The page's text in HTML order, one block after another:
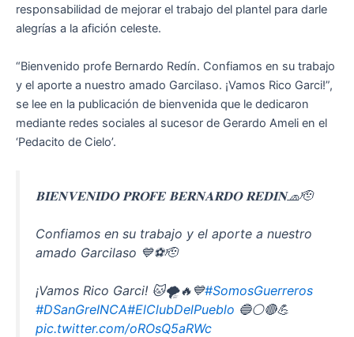
responsabilidad de mejorar el trabajo del plantel para darle
alegrías a la afición celeste.
“Bienvenido profe Bernardo Redín. Confiamos en su trabajo
y el aporte a nuestro amado Garcilaso. ¡Vamos Rico Garci!”,
se lee en la publicación de bienvenida que le dedicaron
mediante redes sociales al sucesor de Gerardo Ameli en el
‘Pedacito de Cielo’.
𝐁𝐈𝐄𝐍𝐕𝐄𝐍𝐈𝐃𝐎 𝐏𝐑𝐎𝐅𝐄 𝐁𝐄𝐑𝐍𝐀𝐑𝐃𝐎 𝐑𝐄𝐃𝐈𝐍🧢🫡
Confiamos en su trabajo y el aporte a nuestro
amado Garcilaso 💙⚽️🫡
¡Vamos Rico Garci! 🐱🌪️🔥💙#SomosGuerreros
#DSanGreINCA#ElClubDelPueblo 🔵⚪🔴💪
pic.twitter.com/oROsQ5aRWc